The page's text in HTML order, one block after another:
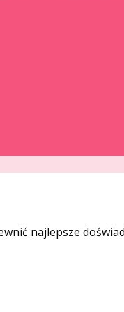
najlepsze